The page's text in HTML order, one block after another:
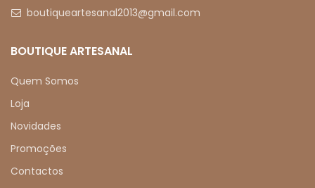
boutiqueartesanal2013@gmail.com
BOUTIQUE ARTESANAL
Quem Somos
Loja
Novidades
Promoções
Contactos